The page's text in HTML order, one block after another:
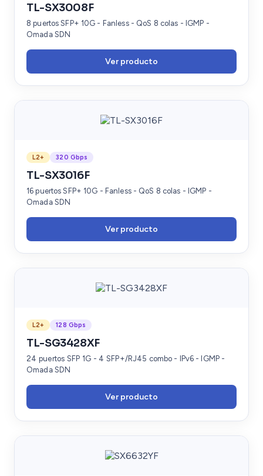
TL-SX3008F
8 puertos SFP+ 10G - Fanless - QoS 8 colas - IGMP -
Omada SDN
Ver producto
L2+ 320 Gbps
TL-SX3016F
16 puertos SFP+ 10G - Fanless - QoS 8 colas - IGMP -
Omada SDN
Ver producto
L2+ 128 Gbps
TL-SG3428XF
24 puertos SFP 1G - 4 SFP+/RJ45 combo - IPv6 - IGMP -
Omada SDN
Ver producto